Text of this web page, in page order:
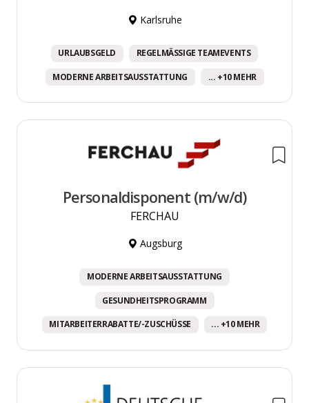
Karlsruhe
URLAUBSGELD REGELMÄSSIGE TEAMEVENTS
MODERNE ARBEITSAUSSTATTUNG ... +10 MEHR
Personaldisponent (m/w/d)
FERCHAU
Augsburg
MODERNE ARBEITSAUSSTATTUNG
GESUNDHEITSPROGRAMM
MITARBEITERRABATTE/-ZUSCHÜSSE ... +10 MEHR